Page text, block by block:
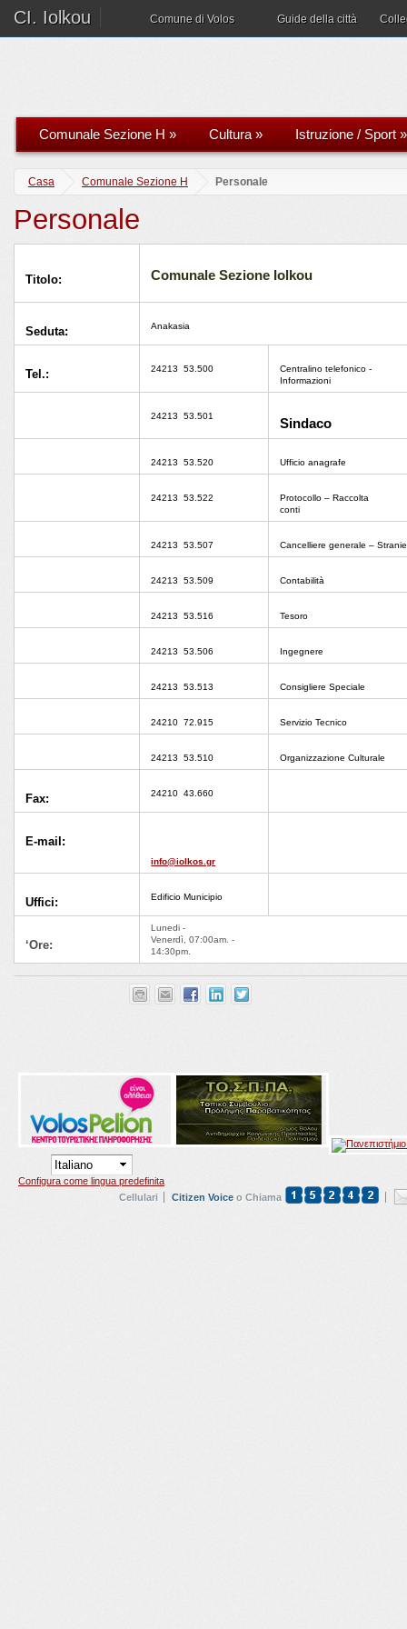
CI. Iolkou Comune di Volos Guide della città
Comunale Sezione H » Cultura» Istruzione / Sport »
Casa Comunale Sezione H Personale
Personale
Titolo: Comunale Sezione Iolkou
Seduta: Anakasia
Tel.: 24213 53.500
Centralino telefonico -
Informazioni
24213 53.501
Sindaco
24213 53.520 Ufficio anagrafe
24213 53.522
Protocollo – Raccolta
conti
24213 53.507 Cancelliere generale –
24213 53.509 Contabilità
24213 53.516 Tesoro
24213 53.506 Ingegnere
24213 53.513 Consigliere Speciale
24210 72.915 Servizio Tecnico
24213 53.510 Organizzazione Culturale
Fax: 24210 43.660
E-mail:
info@iolkos.gr
Uffici: Edificio Municipio
‘Ore:
Lunedi -
Venerdì, 07:00am. -
14:30pm.
Configura come lingua predefinita
Cellulari
Citizen Voice o Chiama